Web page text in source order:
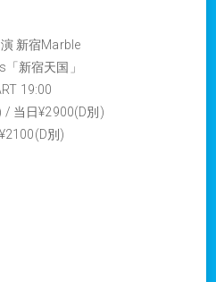
新宿Marble
新宿天国」
19:00
/ 当日¥2900(D別)
別)